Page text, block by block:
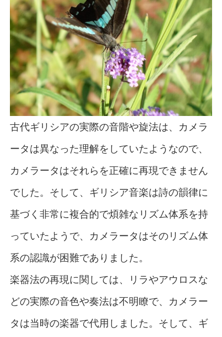
古代ギリシアの実際の音階や旋法は、カメラ
ータは異なった理解をしていたようなので、
カメラータはそれらを正確に再現できません
でした。そして、ギリシア音楽は詩の韻律に
基づく非常に複合的で煩雑なリズム体系を持
っていたようで、カメラータはそのリズム体
系の認識が困難でありました。
楽器法の再現に関しては、リラやアウロスな
どの実際の音色や奏法は不明瞭で、カメラー
タは当時の楽器で代用しました。そして、ギ